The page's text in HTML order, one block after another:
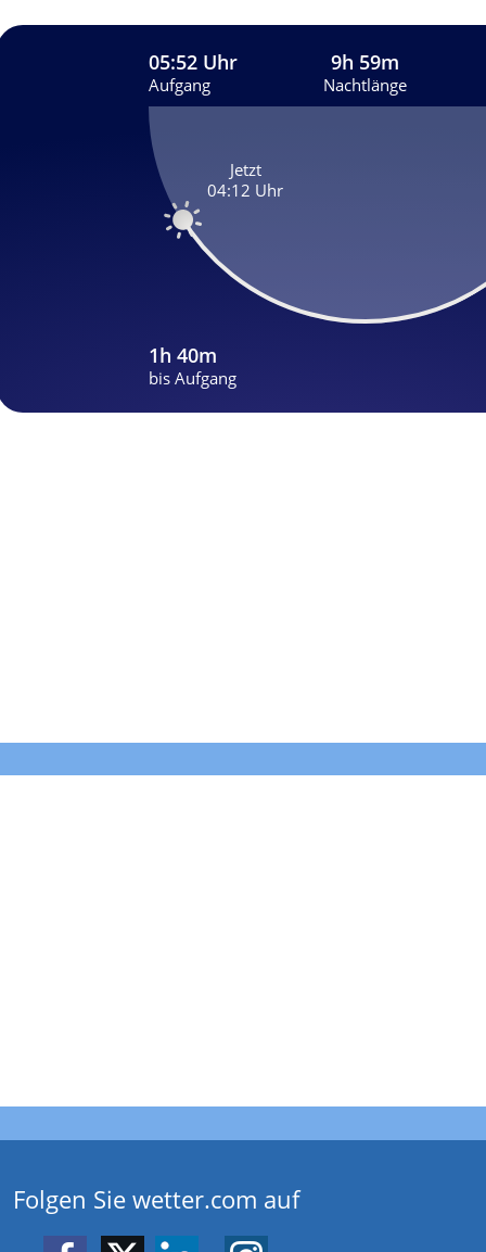
1h 40m
bis Aufgang
Jetzt
04:12 Uhr
05:52 Uhr
Aufgang
9h 59m
Nachtlänge
Folgen Sie wetter.com auf